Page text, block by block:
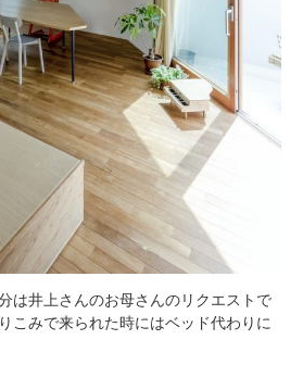
は井上さんのお母さんのリクエストで
こみで来られた時にはベッド代わりに